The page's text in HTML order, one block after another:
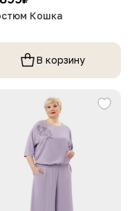
Кошка
В корзину